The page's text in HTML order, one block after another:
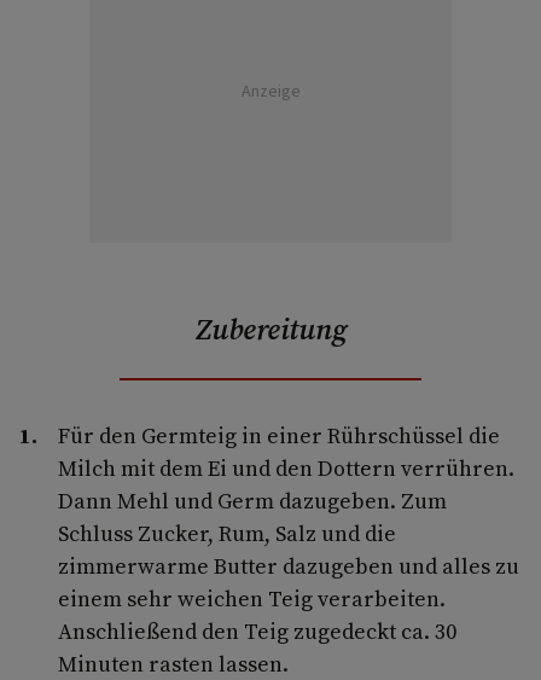
Anzeige
Zubereitung
Für den Germteig in einer Rührschüssel die
Milch mit dem Ei und den Dottern verrühren.
Dann Mehl und Germ dazugeben. Zum
Schluss Zucker, Rum, Salz und die
zimmerwarme Butter dazugeben und alles zu
einem sehr weichen Teig verarbeiten.
Anschließend den Teig zugedeckt ca. 30
Minuten rasten lassen.